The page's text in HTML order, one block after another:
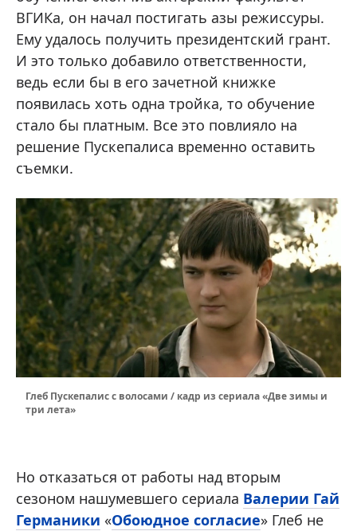
ВГИКа, он начал постигать азы режиссуры.
Ему удалось получить президентский грант.
И это только добавило ответственности,
ведь если бы в его зачетной книжке
появилась хоть одна тройка, то обучение
стало бы платным. Все это повлияло на
решение Пускепалиса временно оставить
съемки.
Глеб Пускепалис с волосами / кадр из сериала «Две зимы и
три лета»
Но отказаться от работы над вторым
сезоном нашумевшего сериала Валерии Гай
Германики «Обоюдное согласие» Глеб не